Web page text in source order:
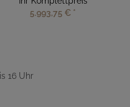
5.993,75 € *
16 Uhr